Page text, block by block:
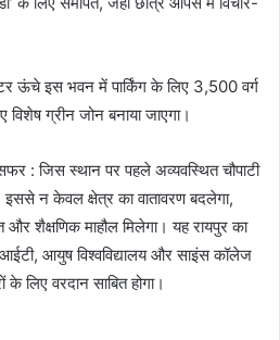
ऊंचे इस भवन में पार्किंग के लिए 3,500 वर्ग
विशेष ग्रीन जोन बनाया जाएगा।
: जिस स्थान पर पहले अव्यवस्थित चौपाटी
इससे न केवल क्षेत्र का वातावरण बदलेगा,
और शैक्षणिक माहौल मिलेगा। यह रायपुर का
आयुष विश्वविद्यालय और साइंस कॉलेज
लिए वरदान साबित होगा।